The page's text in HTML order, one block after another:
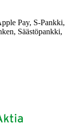
Pay, S-Pankki,
Säästöpankki,